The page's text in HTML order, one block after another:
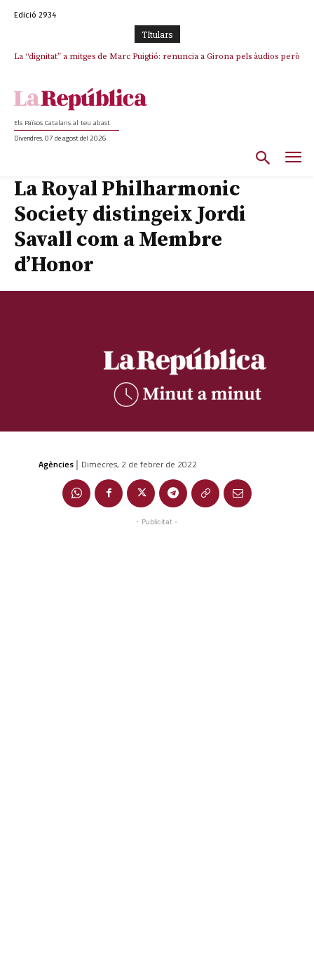
Edició 2934
TItulars
La “dignitat” a mitges de Marc Puigtió: renuncia a Girona pels àudios però
Els Països Catalans al teu abast
Divendres, 07 de agost del 2026
La Royal Philharmonic
Society distingeix Jordi
Savall com a Membre
d’Honor
Agències | Dimecres, 2 de febrer de 2022
- Publicitat -